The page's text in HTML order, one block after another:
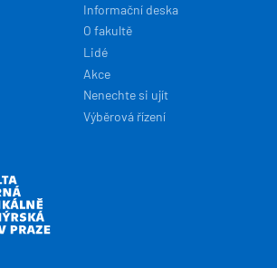
Informační deska
O fakultě
Lidé
Akce
Nenechte si ujít
Výběrová řízení